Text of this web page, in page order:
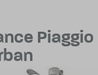
Piaggio